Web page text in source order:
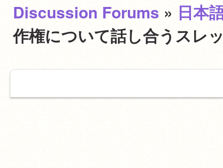
Discussion Forums » 日本
作権について話し合うスレ